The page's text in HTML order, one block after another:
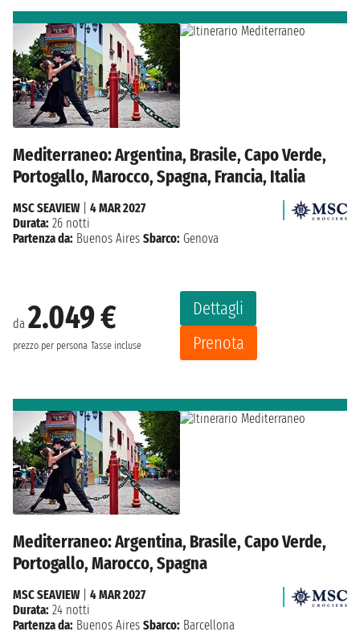
Mediterraneo: Argentina, Brasile, Capo Verde,
Portogallo, Marocco, Spagna, Francia, Italia
da 2.049 €
prezzo per persona Tasse incluse
Dettagli
Prenota
MSC SEAVIEW| 4 MAR 2027
Durata: 26 notti
Partenza da: Buenos Aires Sbarco: Genova
Mediterraneo: Argentina, Brasile, Capo Verde,
Portogallo, Marocco, Spagna
MSC SEAVIEW| 4 MAR 2027
Durata: 24 notti
Partenza da: Buenos Aires Sbarco: Barcellona